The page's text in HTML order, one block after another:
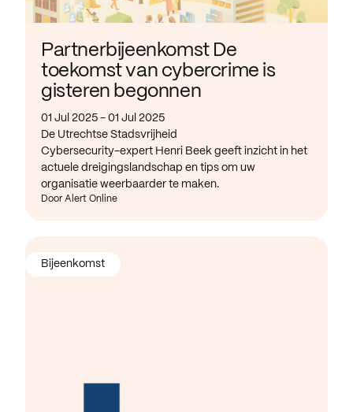
Partnerbijeenkomst De
toekomst van cybercrime is
gisteren begonnen
01 Jul 2025 - 01 Jul 2025
De Utrechtse Stadsvrijheid
Cybersecurity-expert Henri Beek geeft inzicht in het
actuele dreigingslandschap en tips om uw
organisatie weerbaarder te maken.
Door Alert Online
Bijeenkomst